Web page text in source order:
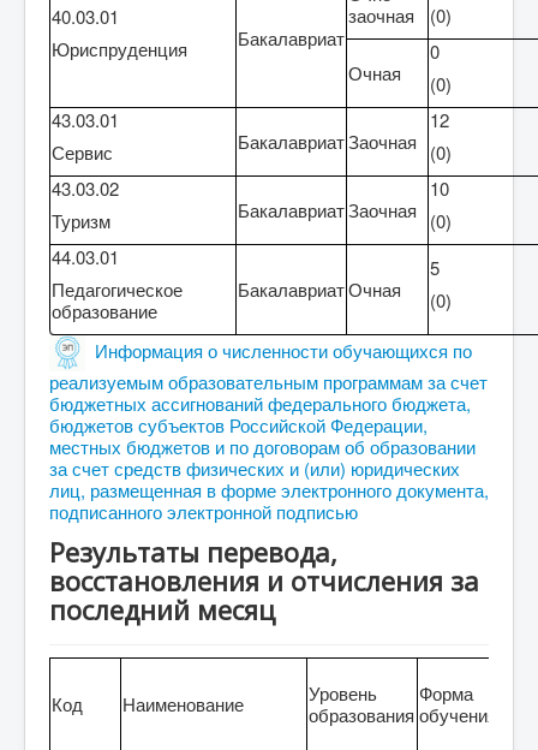
40.03.01
Юриспруденция
Бакалавриат
заочная
(0)
Очная
0
(0)
43.03.01
Сервис
БакалавриатЗаочная
12
(0)
43.03.02
Туризм
БакалавриатЗаочная
10
(0)
44.03.01
Педагогическое
образование
БакалавриатОчная
5
(0)
Информация о численности обучающихся по
реализуемым образовательным программам за счет
бюджетных ассигнований федерального бюджета,
бюджетов субъектов Российской Федерации,
местных бюджетов и по договорам об образовании
за счет средств физических и (или) юридических
лиц, размещенная в форме электронного документа,
подписанного электронной подписью
Результаты перевода,
восстановления и отчисления за
последний месяц
Код Наименование
Уровень
образования
Форма
обучения